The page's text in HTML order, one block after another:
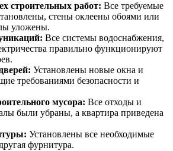
строительных работ: Все требуемые
стены оклеены обоями или
уложены.
Все системы водоснабжения,
правильно функционируют
Установлены новые окна и
требованиями безопасности и
мусора: Все отходы и
были убраны, а квартира приведена
Установлены все необходимые
фурнитура.